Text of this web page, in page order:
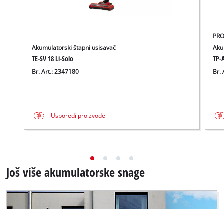
Akumulatorski štapni usisavač
TE-SV 18 Li-Solo
Br. Art.: 2347180
Usporedi proizvode
TP-
Br.
Još više akumulatorske snage